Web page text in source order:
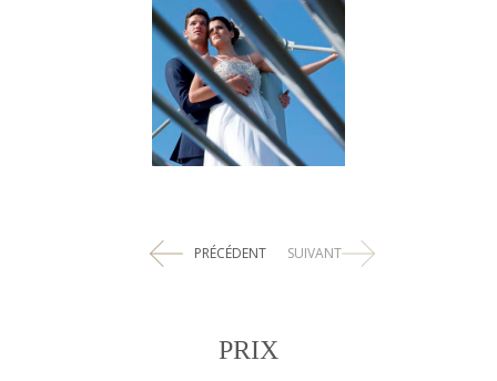
PRÉCÉDENT SUIVANT
PRIX